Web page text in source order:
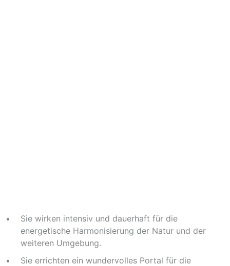
Sie wirken intensiv und dauerhaft für die
energetische Harmonisierung der Natur und der
weiteren Umgebung.
Sie errichten ein wundervolles Portal für die